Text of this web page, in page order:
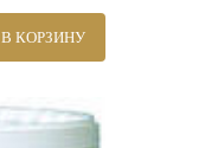
В КОРЗИНУ